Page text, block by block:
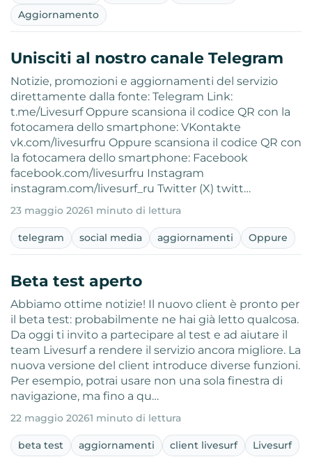
Aggiornamento
Unisciti al nostro canale Telegram
Notizie, promozioni e aggiornamenti del servizio
direttamente dalla fonte: Telegram Link:
t.me/Livesurf Oppure scansiona il codice QR con la
fotocamera dello smartphone: VKontakte
vk.com/livesurfru Oppure scansiona il codice QR con
la fotocamera dello smartphone: Facebook
facebook.com/livesurfru Instagram
instagram.com/livesurf_ru Twitter (X) twitt…
23 maggio 20261 minuto di lettura
telegram social media aggiornamenti Oppure
Beta test aperto
Abbiamo ottime notizie! Il nuovo client è pronto per
il beta test: probabilmente ne hai già letto qualcosa.
Da oggi ti invito a partecipare al test e ad aiutare il
team Livesurf a rendere il servizio ancora migliore. La
nuova versione del client introduce diverse funzioni.
Per esempio, potrai usare non una sola finestra di
navigazione, ma fino a qu…
22 maggio 20261 minuto di lettura
beta test aggiornamenti client livesurf Livesurf